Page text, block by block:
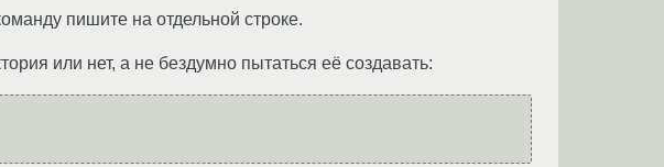
пишите на отдельной строке.
или нет, а не бездумно пытаться её создавать: